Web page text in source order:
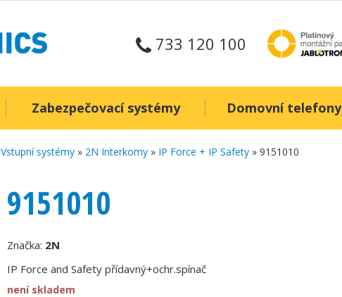
733 120 100
Zabezpečovací systémy Domovní telefony
Vstupní systémy » 2N Interkomy » IP Force + IP Safety » 9151010
9151010
Značka: 2N
IP Force and Safety přídavný+ochr.spínač
není skladem